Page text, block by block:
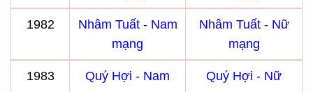
1982
Nhâm Tuất - Nam
mạng
Nhâm Tuất - Nữ
mạng
1983
Quý Hợi - Nam
Quý Hợi - Nữ